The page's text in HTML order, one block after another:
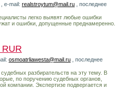
e-mail: realstroytum@mail.ru , последнее
легко выявят любые ошибки
и ошибки, допущенные преднамеренно.
osmoatrliawesta@mail.ru , последнее
разбирательств на эту тему. В
по поручению судебных органов,
компании. Экспертизе подвергается и